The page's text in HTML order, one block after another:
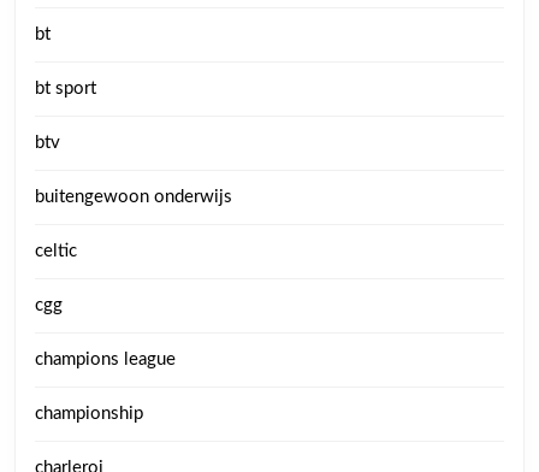
bt
bt sport
btv
buitengewoon onderwijs
celtic
cgg
champions league
championship
charleroi